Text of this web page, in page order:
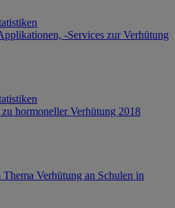
-Services zur Verhütung
hormoneller Verhütung 2018
Verhütung an Schulen in